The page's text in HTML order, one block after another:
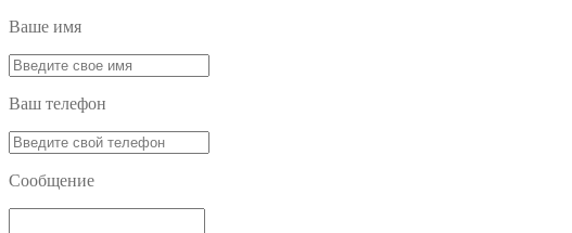
Ваше имя
Ваш телефон
Сообщение